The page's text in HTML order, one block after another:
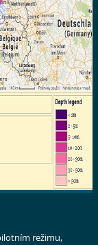
režimu,